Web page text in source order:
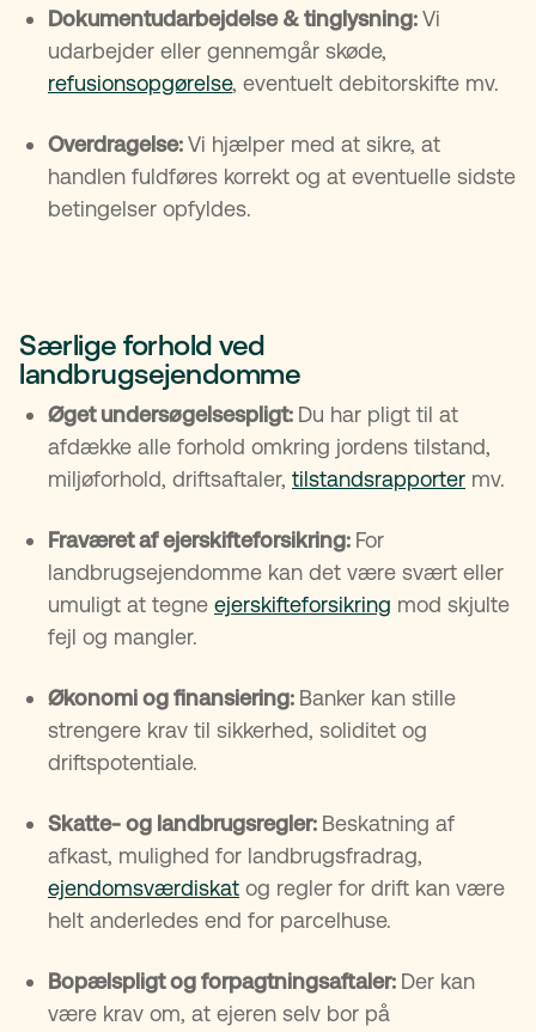
Dokumentudarbejdelse & tinglysning:Vi
udarbejder eller gennemgår skøde,
refusionsopgørelse, eventuelt debitorskifte mv.
Overdragelse:Vi hjælper med at sikre, at
handlen fuldføres korrekt og at eventuelle sidste
betingelser opfyldes.
Særlige forhold ved
landbrugsejendomme
Øget undersøgelsespligt: Du har pligt til at
afdække alle forhold omkring jordens tilstand,
miljøforhold, driftsaftaler, tilstandsrapporter mv.
Fraværet af ejerskifteforsikring: For
landbrugsejendomme kan det være svært eller
umuligt at tegne ejerskifteforsikring mod skjulte
fejl og mangler.
Økonomi og finansiering: Banker kan stille
strengere krav til sikkerhed, soliditet og
driftspotentiale.
Skatte- og landbrugsregler: Beskatning af
afkast, mulighed for landbrugsfradrag,
ejendomsværdiskat og regler for drift kan være
helt anderledes end for parcelhuse.
Bopælspligt og forpagtningsaftaler: Der kan
være krav om, at ejeren selv bor på